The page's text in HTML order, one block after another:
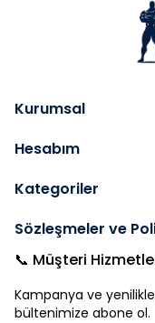
Kurumsal
Hesabım
Kategoriler
Sözleşmeler ve
📞 Müşteri
Kampanya ve
bültenimize abone ol.